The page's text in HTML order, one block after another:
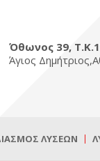
Όθωνος 39,
Άγιος
ΛΎΣΕΩΝ